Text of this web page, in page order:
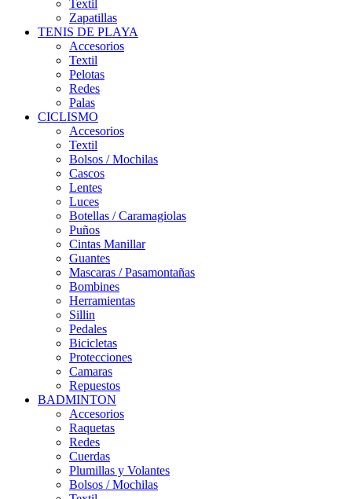
Textil
Zapatillas
TENIS DE PLAYA
Accesorios
Textil
Pelotas
Redes
Palas
CICLISMO
Accesorios
Textil
Bolsos / Mochilas
Cascos
Lentes
Luces
Botellas / Caramagiolas
Puños
Cintas Manillar
Guantes
Mascaras / Pasamontañas
Bombines
Herramientas
Sillin
Pedales
Bicicletas
Protecciones
Camaras
Repuestos
BADMINTON
Accesorios
Raquetas
Redes
Cuerdas
Plumillas y Volantes
Bolsos / Mochilas